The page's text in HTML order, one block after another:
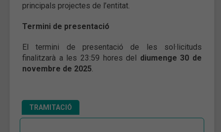
principals projectes de l’entitat.
Termini de presentació
El termini de presentació de les sol·licituds
finalitzarà a les 23:59 hores del diumenge 30 de
novembre de 2025.
TRAMITACIÓ